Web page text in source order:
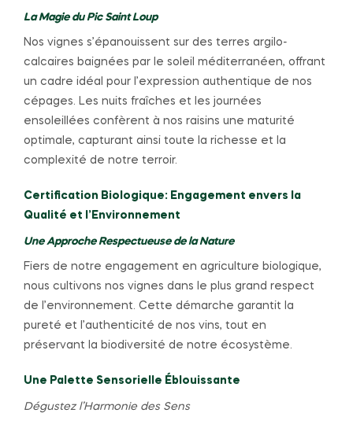
La Magie du Pic Saint Loup
Nos vignes s’épanouissent sur des terres argilo-
calcaires baignées par le soleil méditerranéen, offrant
un cadre idéal pour l’expression authentique de nos
cépages. Les nuits fraîches et les journées
ensoleillées confèrent à nos raisins une maturité
optimale, capturant ainsi toute la richesse et la
complexité de notre terroir.
Certification Biologique: Engagement envers la
Qualité et l’Environnement
Une Approche Respectueuse de la Nature
Fiers de notre engagement en agriculture biologique,
nous cultivons nos vignes dans le plus grand respect
de l’environnement. Cette démarche garantit la
pureté et l’authenticité de nos vins, tout en
préservant la biodiversité de notre écosystème.
Une Palette Sensorielle Éblouissante
Dégustez l’Harmonie des Sens